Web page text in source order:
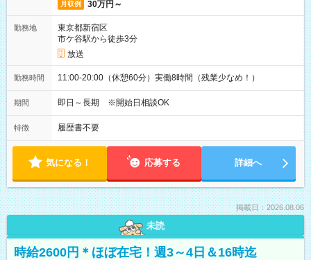
月収例 30万円～
勤務地
東京都新宿区
市ケ谷駅から徒歩3分
放送
勤務時間 11:00-20:00（休憩60分）実働8時間（残業少なめ！）
期間 即日～長期 ※開始日相談OK
特徴 履歴書不要
気になる！ 応募する 詳細へ
掲載日：2026.08.06
未読
時給2600円＊ほぼ在宅！週3～4日＆16時迄